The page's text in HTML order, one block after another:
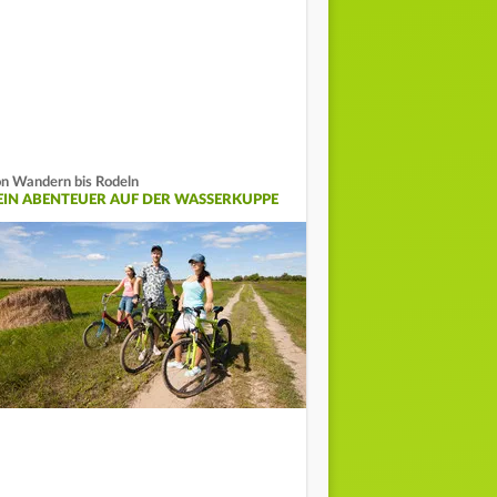
Wandern bis Rodeln
ABENTEUER AUF DER WASSERKUPPE